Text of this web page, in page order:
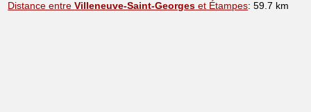
Distance entreVilleneuve-Saint-Georges et Étampes: 59.7 km